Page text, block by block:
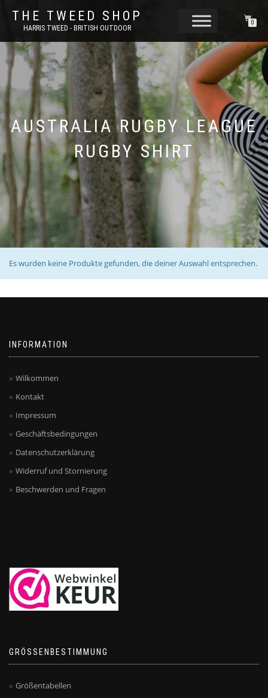
THE TWEED SHOP
HARRIS TWEED - BRITISH OUTDOOR
0
AUSTRALIA RUGBY LEAGUE
RUGBY SHIRT
Es wurden keine Produkte gefunden, die deiner Auswahl entsprechen.
INFORMATION
Wilkommen
Kontakt
Impressum
Geschäftsbedingungen
Datenschutzerklärung
Widerruf und Stornierung
Beschwerden und Fragen
GRÖSSENBESTIMMUNG
Größentabellen